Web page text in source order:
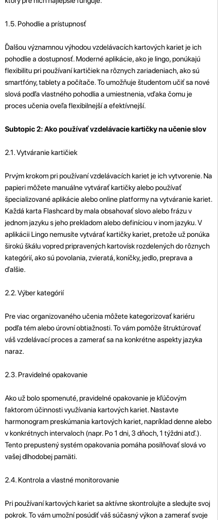
1.5. Pohodlie a prístupnosť
Ďalšou významnou výhodou vzdelávacích kartových kariet je ich
pohodlie a dostupnosť. Moderné aplikácie, ako je lingo, ponúkajú
flexibilitu pri používaní kartičiek na rôznych zariadeniach, ako sú
smartfóny, tablety a počítače. To umožňuje študentom učiť sa nové
slová podľa vlastného pohodlia a umiestnenia, vďaka čomu je
proces učenia oveľa flexibilnejší a efektívnejší.
Subtopic 2: Ako používať vzdelávacie kartičky na učenie slov
2.1. Vytváranie kartičiek
Prvým krokom pri používaní vzdelávacích kariet je ich vytvorenie. Na
papieri môžete manuálne vytvárať kartičky alebo používať
špecializované aplikácie alebo online platformy na vytváranie kariet.
Každá karta Flashcard by mala obsahovať slovo alebo frázu v
jednom jazyku s jeho prekladom alebo definíciou v inom jazyku. V
aplikácii Lingo nemusíte vytvárať kartičky kariet, pretože už ponúka
širokú škálu vopred pripravených kartovísk rozdelených do rôznych
kategórií, ako sú povolania, zvieratá, koníčky, jedlo, preprava a
ďalšie.
2.2. Výber kategórií
Pre viac organizovaného učenia môžete kategorizovať kariéru
podľa tém alebo úrovní obtiažnosti. To vám pomôže štruktúrovať
váš vzdelávací proces a zamerať sa na konkrétne aspekty jazyka
naraz.
2.3. Pravidelné opakovanie
Ako už bolo spomenuté, pravidelné opakovanie je kľúčovým
faktorom účinnosti využívania kartových kariet. Nastavte
harmonogram preskúmania kartových kariet, napríklad denne alebo
v konkrétnych intervaloch (napr. Po 1 dni, 3 dňoch, 1 týždni atď.).
Tento prepustený systém opakovania pomáha posilňovať slová vo
vašej dlhodobej pamäti.
2.4. Kontrola a vlastné monitorovanie
Pri používaní kartových kariet sa aktívne skontrolujte a sledujte svoj
pokrok. To vám umožní posúdiť váš súčasný výkon a zamerať svoje